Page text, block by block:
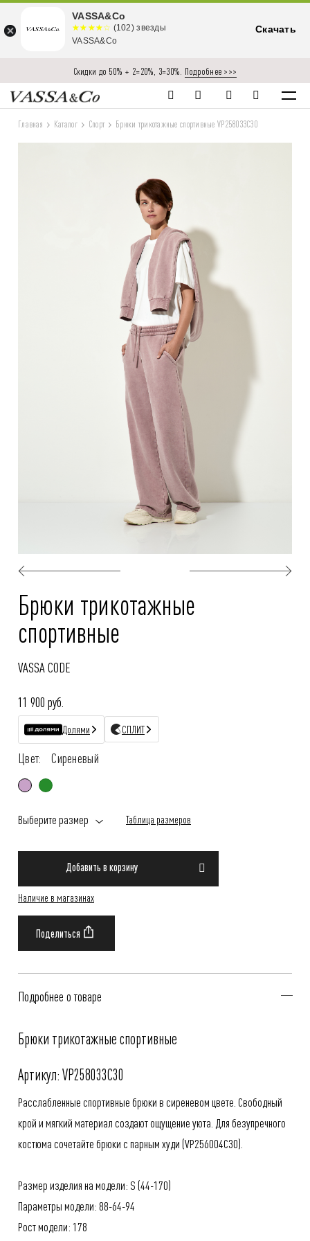
Скидки до 50% + 2=20%, 3=30%. Подробнее >>>
Главная Каталог Спорт Брюки трикотажные спортивные VP258033C30
Брюки трикотажные
спортивные
VASSA CODE
11 900 руб.
Долями СПЛИТ
Цвет: Сиреневый
Выберите размер Таблица размеров
Добавить в корзину
Наличие в магазинах
Подробнее о товаре
Брюки трикотажные спортивные
Артикул: VP258033C30
Расслабленные спортивные брюки в сиреневом цвете. Свободный
крой и мягкий материал создают ощущение уюта. Для безупречного
костюма сочетайте брюки с парным худи (VP256004C30).
Размер изделия на модели: S (44-170)
Параметры модели: 88-64-94
Рост модели: 178
VASSA&Co
☆☆☆☆☆
★★★★
★
(102) звезды
VASSA&Co
Скачать